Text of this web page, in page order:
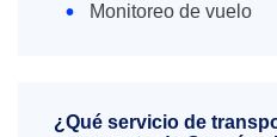
Monitoreo de vuelo
¿Qué servicio de